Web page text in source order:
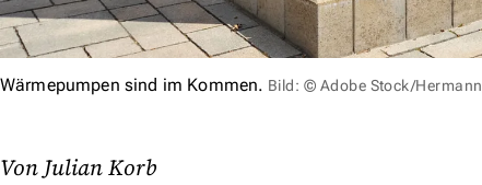
Wärmepumpen sind im Kommen. Bild: © Adobe Stock/Hermann
Von Julian Korb